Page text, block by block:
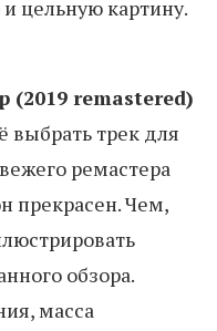
цельную картину.
(2019 remastered)
выбрать трек для
ремастера
прекрасен. Чем,
обзора.
масса